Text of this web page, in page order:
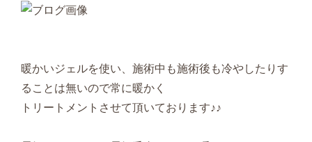
暖かいジェルを使い、施術中も施術後も冷やしたりす
ることは無いので常に暖かく
トリートメントさせて頂いております♪♪